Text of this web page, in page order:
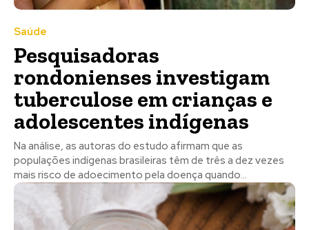
Saúde
Pesquisadoras
rondonienses investigam
tuberculose em crianças e
adolescentes indígenas
Na análise, as autoras do estudo afirmam que as
populações indígenas brasileiras têm de três a dez vezes
mais risco de adoecimento pela doença quando...